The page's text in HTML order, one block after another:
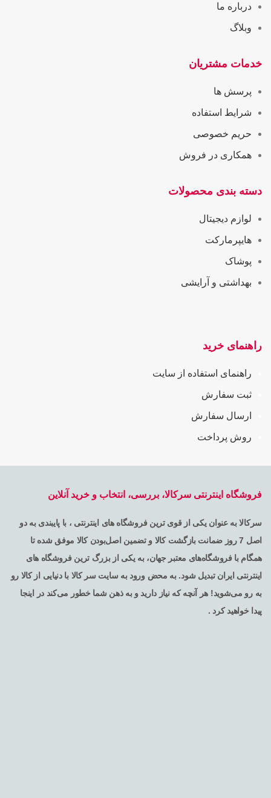
درباره ما
وبلاگ
خدمات مشتریان
پرسش ها
شرایط استفاده
حریم خصوصی
همکاری در فروش
دسته بندی محصولات
لوازم دیجیتال
هایپرمارکت
پوشاک
بهداشتی و آرایشی
راهنمای خرید
راهنمای استفاده از سایت
ثبت سفارش
ارسال سفارش
روش پرداخت
فروشگاه اینترنتی سرکالا، بررسی، انتخاب و خرید آنلاین
سرکالا به عنوان یکی از قوی ترین فروشگاه های اینترنتی ، با پایبندی به دو
اصل 7 روز ضمانت بازگشت کالا و تضمین اصل‌بودن کالا موفق شده تا
همگام با فروشگاه‌های معتبر جهان، به یکی از بزرگ ترین فروشگاه های
اینترنتی ایران تبدیل شود. به محض ورود به سایت سر کالا با دنیایی از کالا رو
به رو می‌شوید! هر آنچه که نیاز دارید و به ذهن شما خطور می‌کند در اینجا
پیدا خواهید کرد .